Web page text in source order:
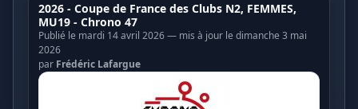
2026 - Coupe de France des Clubs N2, FEMMES,
MU19 - Chrono 47
Publié le mardi 14 avril 2026 — mis à jour le dimanche 3 mai
2026
par Frédéric Lafargue